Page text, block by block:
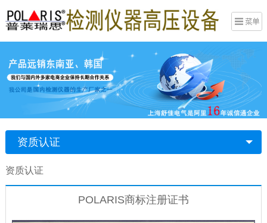
资质认证
资质认证
POLARIS商标注册证书